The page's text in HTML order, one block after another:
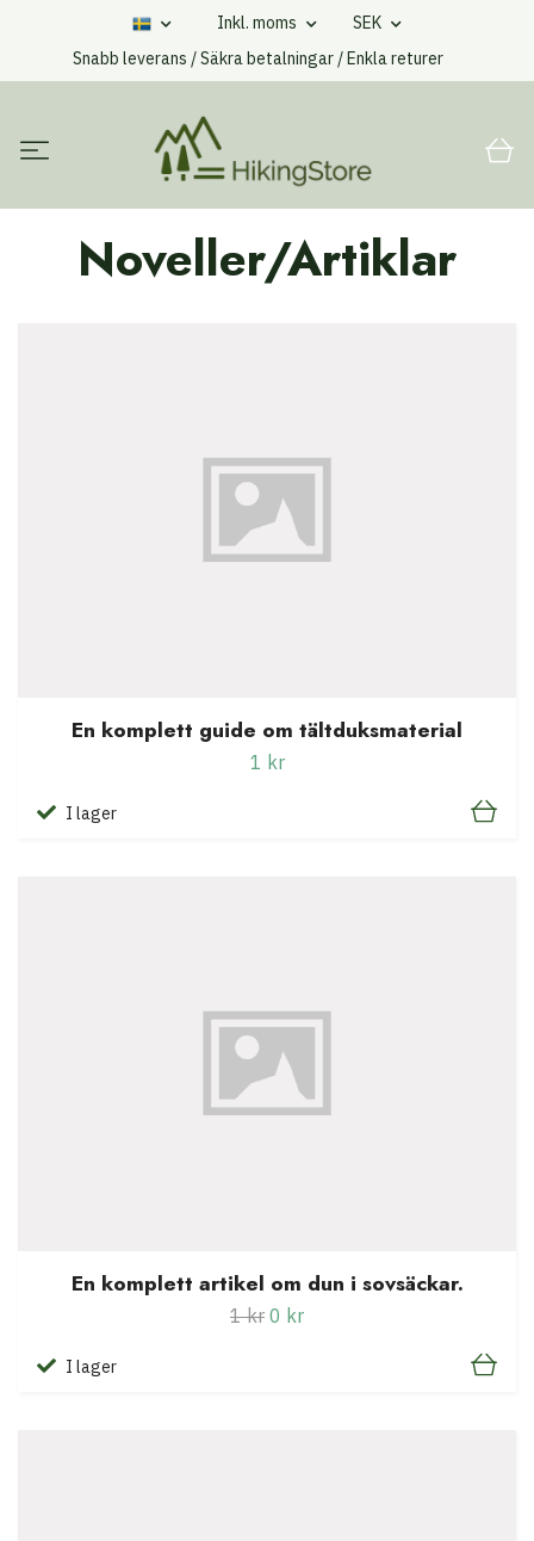
Inkl. moms
SEK
Snabb leverans / Säkra betalningar / Enkla returer
Noveller/Artiklar
En komplett guide om tältduksmaterial
1 kr
I lager
En komplett artikel om dun i sovsäckar.
1 kr 0 kr
I lager